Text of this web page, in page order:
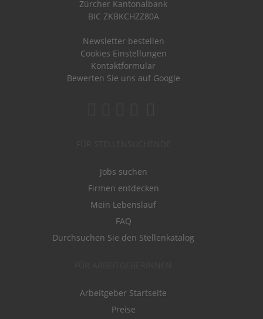
Zürcher Kantonalbank
BIC ZKBKCHZZ80A
Newsletter bestellen
Cookies Einstellungen
Kontaktformular
Bewerten Sie uns auf Google
Jobs suchen
Firmen entdecken
Mein Lebenslauf
FAQ
Durchsuchen Sie den Stellenkatalog
Arbeitgeber Startseite
Preise